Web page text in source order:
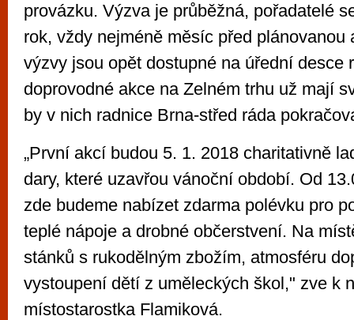
provázku. Výzva je průběžná, pořadatelé
rok, vždy nejméně měsíc před plánovanou
výzvy jsou opět dostupné na úřední desce
doprovodné akce na Zelném trhu už mají
by v nich radnice Brna-střed ráda
„První akcí budou 5. 1. 2018 charitativně
dary, které uzavřou vánoční období. Od
zde budeme nabízet zdarma polévku pro
teplé nápoje a drobné občerstvení. Na
stánků s rukodělným zbožím, atmosféru
vystoupení dětí z uměleckých škol," zve k
místostarostka Flamiková.